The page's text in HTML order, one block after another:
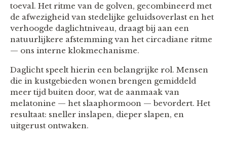
toeval. Het ritme van de golven, gecombineerd met
de afwezigheid van stedelijke geluidsoverlast en het
verhoogde daglichtniveau, draagt bij aan een
natuurlijkere afstemming van het circadiane ritme
— ons interne klokmechanisme.
Daglicht speelt hierin een belangrijke rol. Mensen
die in kustgebieden wonen brengen gemiddeld
meer tijd buiten door, wat de aanmaak van
melatonine — het slaaphormoon — bevordert. Het
resultaat: sneller inslapen, dieper slapen, en
uitgerust ontwaken.